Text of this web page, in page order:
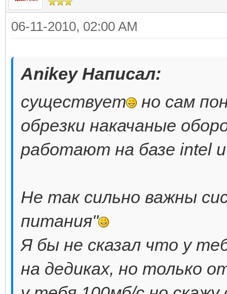
06-11-2010, 02:00 AM
Anikey Написал:
существует
но сам
обрезки накачаные
работают на базе intel
Не так сильно важны
питания"
Я бы не сказал что у
на дедиках, но только